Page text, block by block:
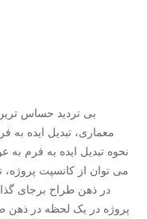
بی تردید حساس
معماری، تبدیل ایده
نحوه تبدیل ایده به فرم به
می توان از کانسپت
در ذهن طراح برجای
پروژه در یک لحظه در ذهن